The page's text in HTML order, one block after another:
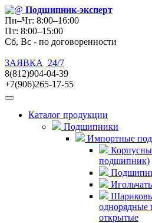
Подшипник-эксперт
Пн–Чт: 8:00–16:00
Пт: 8:00–15:00
Сб, Вс - по договоренности
ЗАЯВКА
24/7
8(812)904-04-39
+7(906)265-17-55
Каталог продукции
Подшипники
Импортные
подшипник)
однорядные
открытые